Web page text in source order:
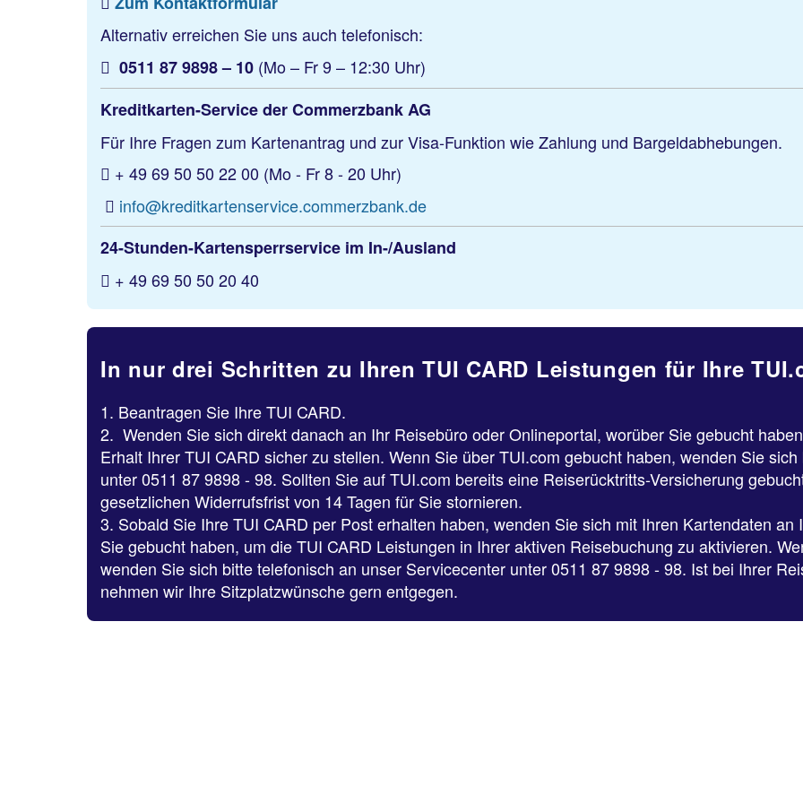
Alternativ erreichen Sie uns auch telefonisch:
0511 87 9898 – 10 (Mo – Fr 9 – 12:30 Uhr)
Kreditkarten-Service der Commerzbank AG
Für Ihre Fragen zum Kartenantrag und zur Visa-Funktion wie Zahlung und Bargeldabhebungen.
+ 49 69 50 50 22 00 (Mo - Fr 8 - 20 Uhr)
info@kreditkartenservice.commerzbank.de
24-Stunden-Kartensperrservice im In-/Ausland
+ 49 69 50 50 20 40
In nur drei Schritten zu Ihren TUI CARD Leistungen für Ihre
1. Beantragen Sie Ihre TUI CARD.
2. Wenden Sie sich direkt danach an Ihr Reisebüro oder Onlineportal, worüber Sie gebucht
Erhalt Ihrer TUI CARD sicher zu stellen. Wenn Sie über TUI.com gebucht haben, wenden Sie
unter 0511 87 9898 - 98. Sollten Sie auf TUI.com bereits eine Reiserücktritts-Versicherung
gesetzlichen Widerrufsfrist von 14 Tagen für Sie stornieren.
3. Sobald Sie Ihre TUI CARD per Post erhalten haben, wenden Sie sich mit Ihren Kartendaten
Sie gebucht haben, um die TUI CARD Leistungen in Ihrer aktiven Reisebuchung zu aktivieren.
wenden Sie sich bitte telefonisch an unser Servicecenter unter 0511 87 9898 - 98. Ist bei Ihrer
nehmen wir Ihre Sitzplatzwünsche gern entgegen.